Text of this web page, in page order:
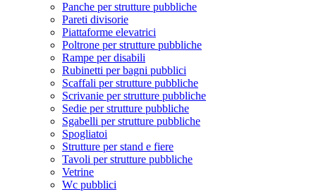
Panche per strutture pubbliche
Pareti divisorie
Piattaforme elevatrici
Poltrone per strutture pubbliche
Rampe per disabili
Rubinetti per bagni pubblici
Scaffali per strutture pubbliche
Scrivanie per strutture pubbliche
Sedie per strutture pubbliche
Sgabelli per strutture pubbliche
Spogliatoi
Strutture per stand e fiere
Tavoli per strutture pubbliche
Vetrine
Wc pubblici